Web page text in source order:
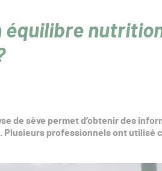
équilibre
de sève permet d’obtenir des
professionnels ont utilisé